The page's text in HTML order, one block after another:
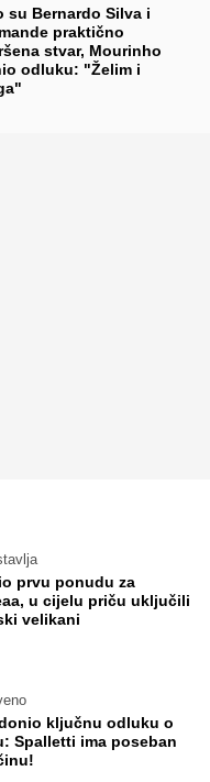
su Bernardo Silva i
praktično
stvar, Mourinho
odluku: "Želim i
prvu ponudu za
u cijelu priču uključili
velikani
ključnu odluku o
Spalletti ima poseban